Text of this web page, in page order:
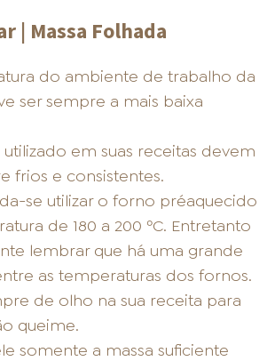
| Massa Folhada
do ambiente de trabalho da
ser sempre a mais baixa
em suas receitas devem
frios e consistentes.
se utilizar o forno préaquecido
de 180 a 200 ºC. Entretanto
lembrar que há uma grande
as temperaturas dos fornos.
de olho na sua receita para
queime.
somente a massa suficiente